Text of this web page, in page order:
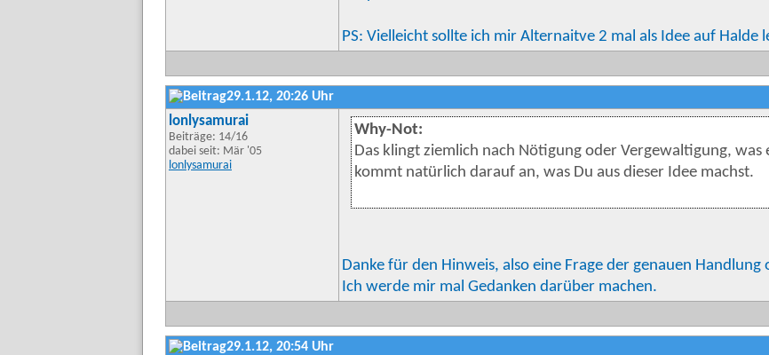
PS: Vielleicht sollte ich mir Alternaitve 2 mal als Idee auf Halde
29.1.12, 20:26 Uhr
lonlysamurai
Beiträge: 14/16
dabei seit: Mär '05
lonlysamurai
Why-Not:
Das klingt ziemlich nach Nötigung oder Vergewaltigung,
kommt natürlich darauf an, was Du aus dieser Idee machst.
Danke für den Hinweis, also eine Frage der genauen
Ich werde mir mal Gedanken darüber machen.
29.1.12, 20:54 Uhr